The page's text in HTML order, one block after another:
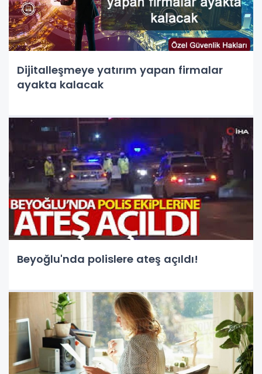
Dijitalleşmeye yatırım yapan firmalar
ayakta kalacak
Beyoğlu'nda polislere ateş açıldı!